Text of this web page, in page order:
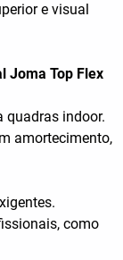
e visual
Joma Top Flex
quadras indoor.
amortecimento,
como